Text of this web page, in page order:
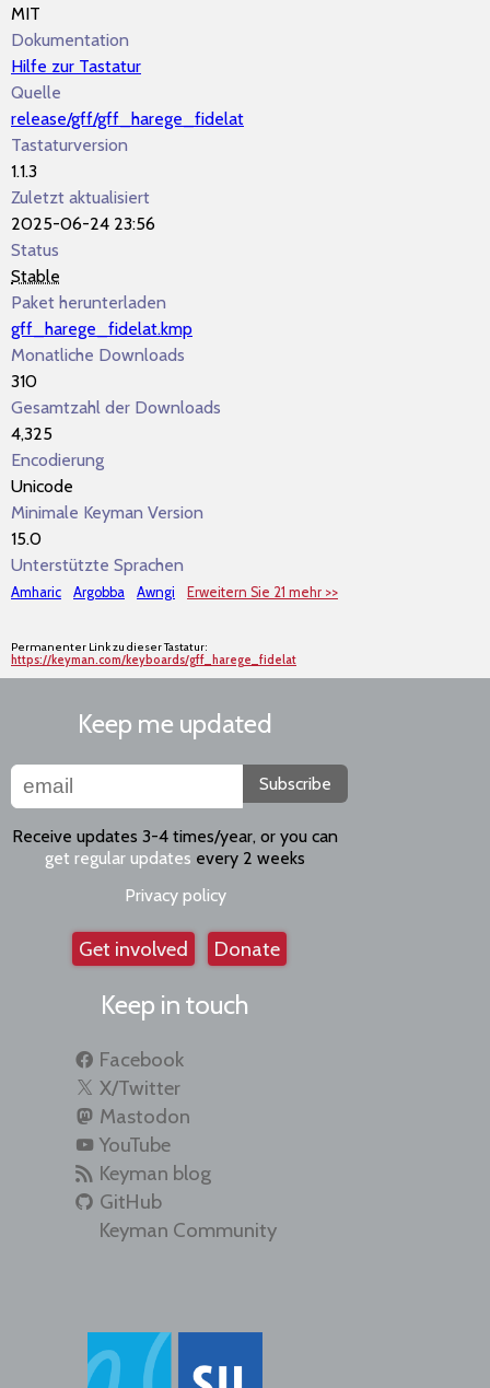
MIT
Dokumentation
Hilfe zur Tastatur
Quelle
release/gff/gff_harege_fidelat
Tastaturversion
1.1.3
Zuletzt aktualisiert
2025-06-24 23:56
Status
Stable
Paket herunterladen
gff_harege_fidelat.kmp
Monatliche Downloads
310
Gesamtzahl der Downloads
4,325
Encodierung
Unicode
Minimale Keyman Version
15.0
Unterstützte Sprachen
Amharic Argobba Awngi Erweitern Sie 21 mehr >>
Permanenter Link zu dieser Tastatur:
https://keyman.com/keyboards/gff_harege_fidelat
Keep me updated
Subscribe
Receive updates 3-4 times/year, or you can
get regular updates every 2 weeks
Privacy policy
Get involved Donate
Keep in touch
Facebook
X/Twitter
Mastodon
YouTube
Keyman blog
GitHub
Keyman Community